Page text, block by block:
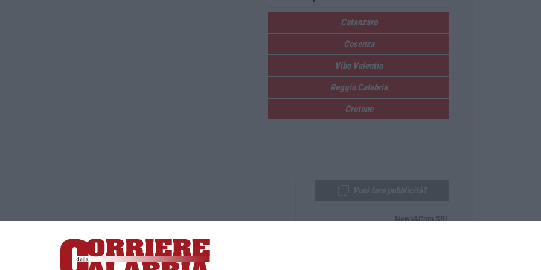
Catanzaro
Cosenza
Vibo Valentia
Reggio Calabria
Crotone
Lamezia Terme (CZ)
responsabile Paola Militano |Privacy
News&Com SRL